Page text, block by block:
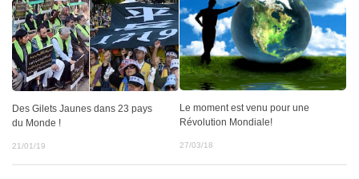
Des Gilets Jaunes dans 23 pays
du Monde !
21/01/19
Le moment est venu pour une
Révolution Mondiale!
27/03/18